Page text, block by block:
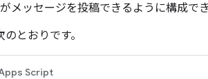
メッセージを投稿できるように構成で
とおりです。
Script